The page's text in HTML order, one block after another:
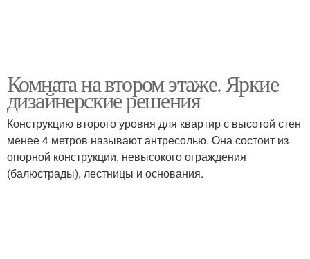
Комната на втором этаже. Яркие
дизайнерские решения
Конструкцию второго уровня для квартир с высотой стен
менее 4 метров называют антресолью. Она состоит из
опорной конструкции, невысокого ограждения
(балюстрады), лестницы и основания.